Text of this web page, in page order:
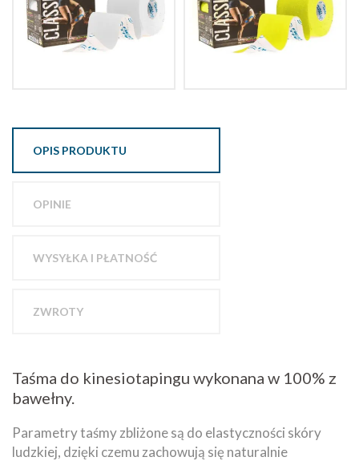
OPIS PRODUKTU
OPINIE
WYSYŁKA I PŁATNOŚĆ
ZWROTY
Taśma do kinesiotapingu wykonana w 100% z
bawełny.
Parametry taśmy zbliżone są do elastyczności skóry
ludzkiej, dzięki czemu zachowują się naturalnie